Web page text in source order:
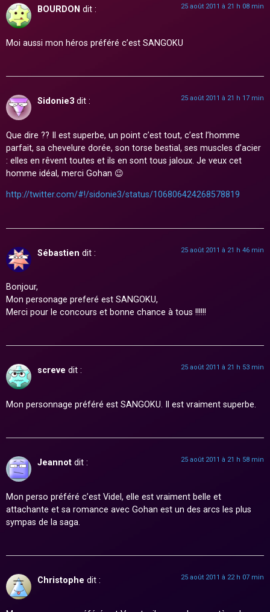
BOURDON dit : 25 août 2011 à 21 h 08 min
Moi aussi mon héros préféré c’est SANGOKU
Sidonie3 dit : 25 août 2011 à 21 h 17 min
Que dire ?? Il est superbe, un point c’est tout, c’est l’homme
parfait, sa chevelure dorée, son torse bestial, ses muscles d’acier
: elles en rêvent toutes et ils en sont tous jaloux. Je veux cet
homme idéal, merci Gohan 😉
http://twitter.com/#!/sidonie3/status/106806424268578819
Sébastien dit : 25 août 2011 à 21 h 46 min
Bonjour,
Mon personage preferé est SANGOKU,
Merci pour le concours et bonne chance à tous !!!!!!
screve dit : 25 août 2011 à 21 h 53 min
Mon personnage préféré est SANGOKU. Il est vraiment superbe.
Jeannot dit : 25 août 2011 à 21 h 58 min
Mon perso préféré c’est Videl, elle est vraiment belle et
attachante et sa romance avec Gohan est un des arcs les plus
sympas de la saga.
Christophe dit : 25 août 2011 à 22 h 07 min